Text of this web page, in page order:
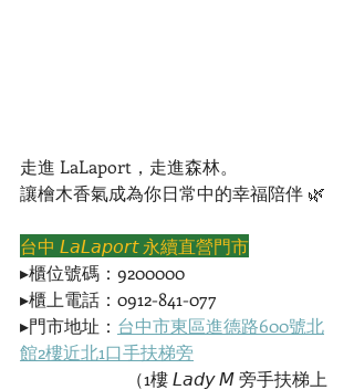
走進 LaLaport，走進森林。
讓檜木香氣成為你日常中的幸福陪伴 🌿
台中 𝘓𝘢𝘓𝘢𝘱𝘰𝘳𝘵 永續直營門市
▸櫃位號碼：9200000
▸櫃上電話：0912-841-077
▸門市地址： 台中市東區進德路600號北
館2樓近北1口手扶梯旁
（1樓 𝘓𝘢𝘥𝘺 𝘔 旁手扶梯上